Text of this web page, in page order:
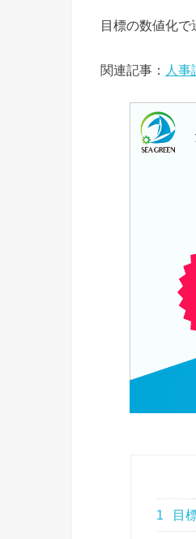
目標の数値化で
関連記事： 人
1 目